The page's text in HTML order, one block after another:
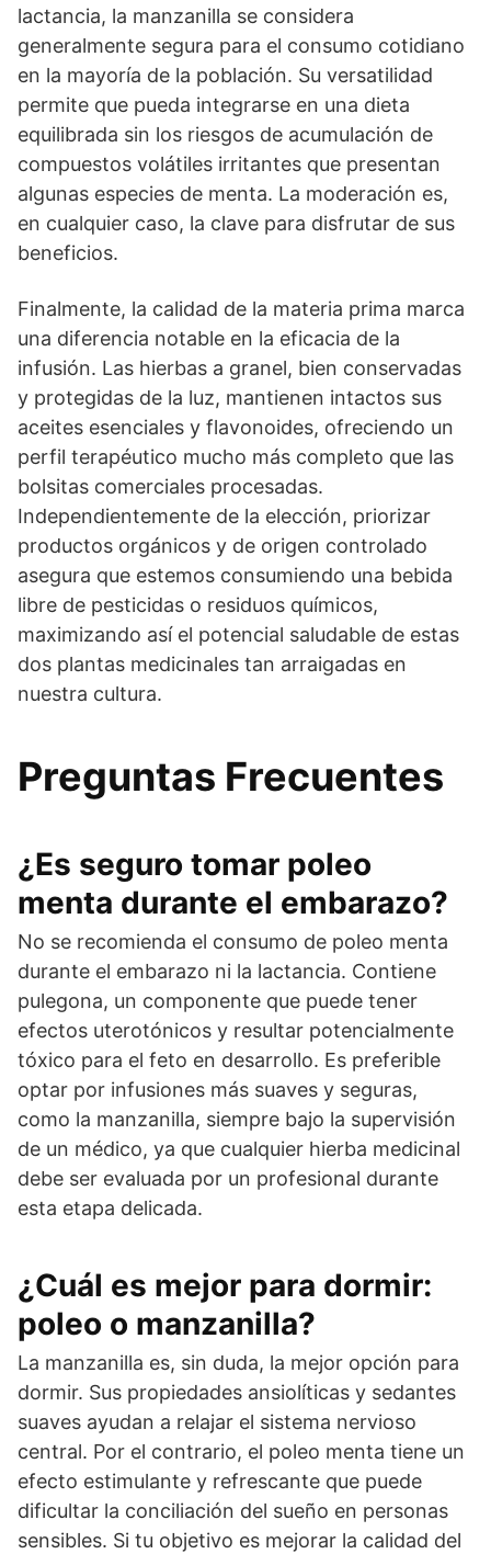
lactancia, la manzanilla se considera
generalmente segura para el consumo cotidiano
en la mayoría de la población. Su versatilidad
permite que pueda integrarse en una dieta
equilibrada sin los riesgos de acumulación de
compuestos volátiles irritantes que presentan
algunas especies de menta. La moderación es,
en cualquier caso, la clave para disfrutar de sus
beneficios.
Finalmente, la calidad de la materia prima marca
una diferencia notable en la eficacia de la
infusión. Las hierbas a granel, bien conservadas
y protegidas de la luz, mantienen intactos sus
aceites esenciales y flavonoides, ofreciendo un
perfil terapéutico mucho más completo que las
bolsitas comerciales procesadas.
Independientemente de la elección, priorizar
productos orgánicos y de origen controlado
asegura que estemos consumiendo una bebida
libre de pesticidas o residuos químicos,
maximizando así el potencial saludable de estas
dos plantas medicinales tan arraigadas en
nuestra cultura.
Preguntas Frecuentes
¿Es seguro tomar poleo
menta durante el embarazo?
No se recomienda el consumo de poleo menta
durante el embarazo ni la lactancia. Contiene
pulegona, un componente que puede tener
efectos uterotónicos y resultar potencialmente
tóxico para el feto en desarrollo. Es preferible
optar por infusiones más suaves y seguras,
como la manzanilla, siempre bajo la supervisión
de un médico, ya que cualquier hierba medicinal
debe ser evaluada por un profesional durante
esta etapa delicada.
¿Cuál es mejor para dormir:
poleo o manzanilla?
La manzanilla es, sin duda, la mejor opción para
dormir. Sus propiedades ansiolíticas y sedantes
suaves ayudan a relajar el sistema nervioso
central. Por el contrario, el poleo menta tiene un
efecto estimulante y refrescante que puede
dificultar la conciliación del sueño en personas
sensibles. Si tu objetivo es mejorar la calidad del